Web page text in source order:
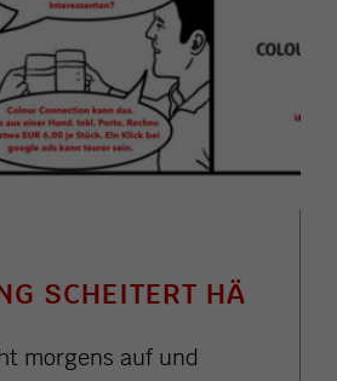
SCHEITERT HÄ
morgens auf und